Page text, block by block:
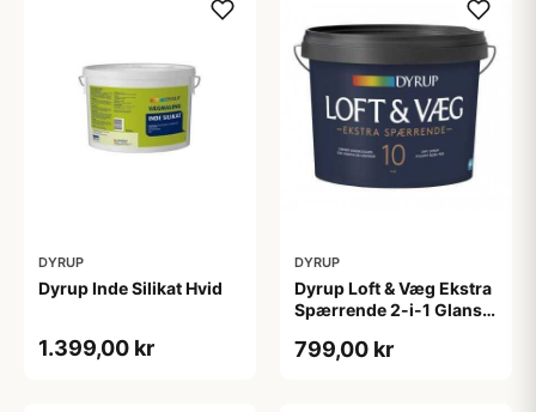
DYRUP
Dyrup Inde Silikat Hvid
1.399,00 kr
DYRUP
Dyrup Loft & Væg Ekstra
Spærrende 2-i-1 Glans
799,00 kr